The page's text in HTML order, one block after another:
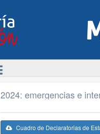
2024: emergencias e
Cuadro de Declaratorias de